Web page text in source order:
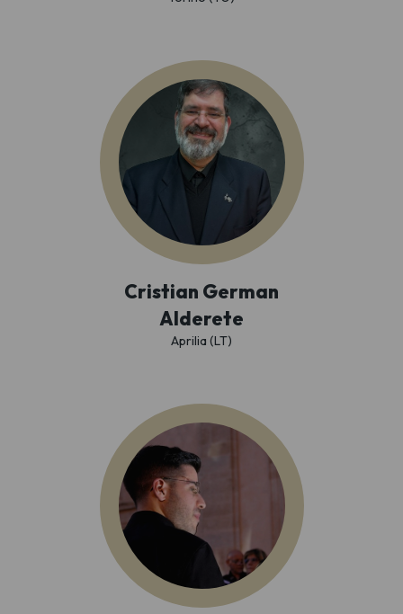
Cristian German
Alderete
Aprilia (LT)